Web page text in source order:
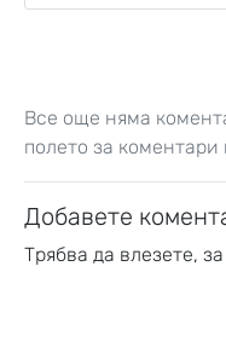
Все още няма
полето за коментари
Добавете
Трябва да влезете,